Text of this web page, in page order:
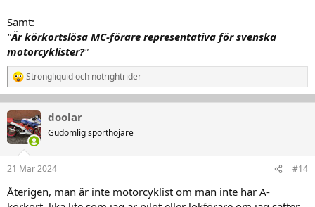
Samt:
"Är körkortslösa MC-förare representativa för svenska
motorcyklister?"
R
e
a
t
i
n
e
:
Strongliquidoch notrightrider
doolar
Gudomlig sporthojare
21 Mar 2024 #14
Återigen, man är inte motorcyklist om man inte har A-